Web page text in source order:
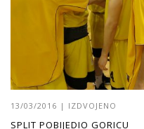
13/03/2016 | IZDVOJENO
SPLIT POBIJEDIO GORICU